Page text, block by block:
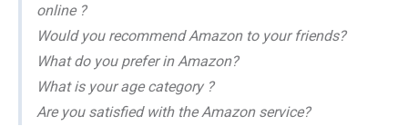
online ?
Would you recommend Amazon to your friends?
What do you prefer in Amazon?
What is your age category ?
Are you satisfied with the Amazon service?